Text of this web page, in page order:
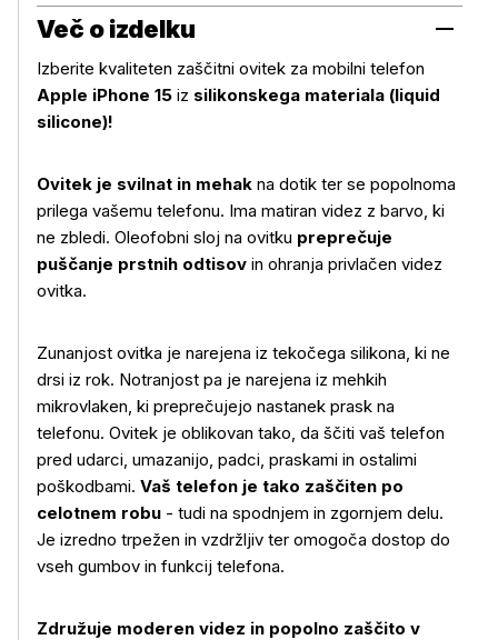
Več o izdelku
Več o izdelku
Izberite kvaliteten zaščitni ovitek za mobilni telefon
Apple iPhone 15 iz silikonskega materiala (liquid
silicone)!
Ovitek je svilnat in mehak na dotik ter se popolnoma
prilega vašemu telefonu. Ima matiran videz z barvo, ki
ne zbledi. Oleofobni sloj na ovitku preprečuje
puščanje prstnih odtisov in ohranja privlačen videz
ovitka.
Zunanjost ovitka je narejena iz tekočega silikona, ki ne
drsi iz rok. Notranjost pa je narejena iz mehkih
mikrovlaken, ki preprečujejo nastanek prask na
telefonu. Ovitek je oblikovan tako, da ščiti vaš telefon
pred udarci, umazanijo, padci, praskami in ostalimi
poškodbami. Vaš telefon je tako zaščiten po
celotnem robu - tudi na spodnjem in zgornjem delu.
Je izredno trpežen in vzdržljiv ter omogoča dostop do
vseh gumbov in funkcij telefona.
Združuje moderen videz in popolno zaščito v